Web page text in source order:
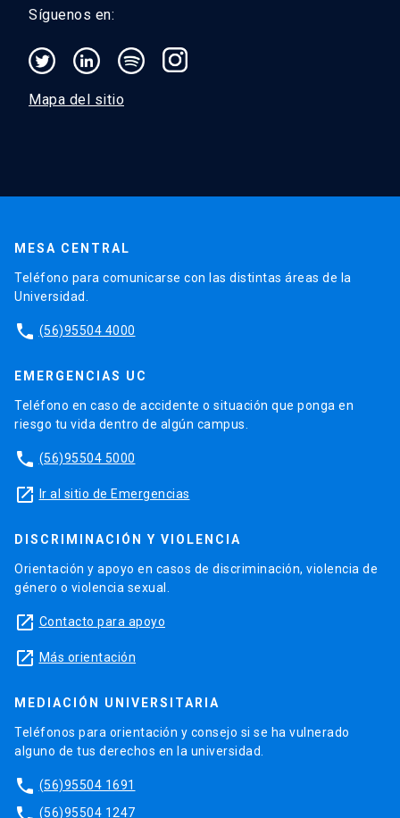
Síguenos en:
Mapa del sitio
MESA CENTRAL
Teléfono para comunicarse con las distintas áreas de la
Universidad.
phone (56)95504 4000
EMERGENCIAS UC
Teléfono en caso de accidente o situación que ponga en
riesgo tu vida dentro de algún campus.
phone (56)95504 5000
launch Ir al sitio de Emergencias
DISCRIMINACIÓN Y VIOLENCIA
Orientación y apoyo en casos de discriminación, violencia de
género o violencia sexual.
launch Contacto para apoyo
launch Más orientación
MEDIACIÓN UNIVERSITARIA
Teléfonos para orientación y consejo si se ha vulnerado
alguno de tus derechos en la universidad.
phone (56)95504 1691
(56)95504 1247